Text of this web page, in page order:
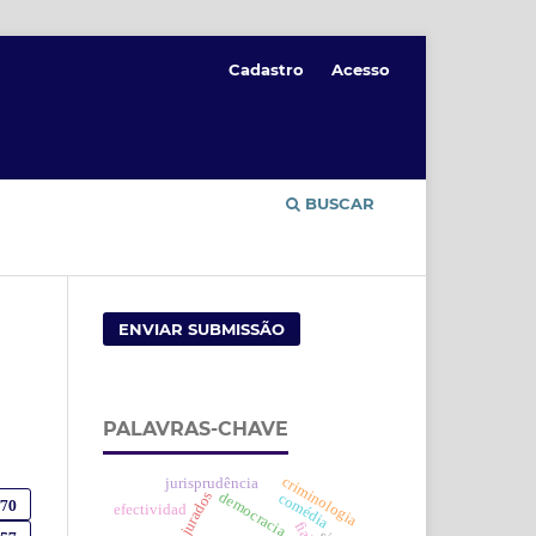
BUSCAR
Cadastro Acesso
ENVIAR SUBMISSÃO
PALAVRAS-CHAVE
comédia
juradosdemocraciacriminologia
jurisprudência
efectividad